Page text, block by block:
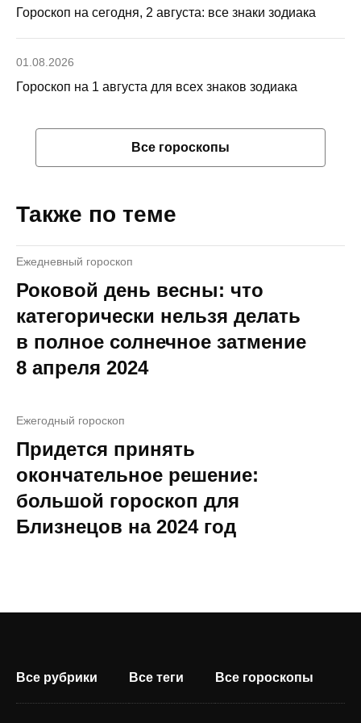
Гороскоп на сегодня, 2 августа: все знаки зодиака
01.08.2026
Гороскоп на 1 августа для всех знаков зодиака
Все гороскопы
Также по теме
Ежедневный гороскоп
Роковой день весны: что
категорически нельзя делать
в полное солнечное затмение
8 апреля 2024
Ежегодный гороскоп
Придется принять
окончательное решение:
большой гороскоп для
Близнецов на 2024 год
Все рубрики Все теги Все гороскопы